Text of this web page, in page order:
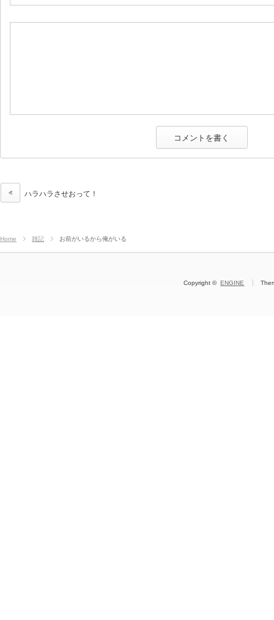
ハラハラさせおって！
Home 雑記 お前がいるから俺がいる
Copyright ©ENGINE